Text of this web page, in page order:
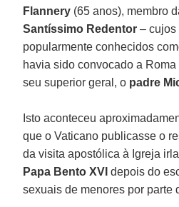
Flannery (65 anos), membro
Santíssimo Redentor – cujos
popularmente conhecidos
havia sido convocado a
seu superior geral, o padre
Isto aconteceu
que o Vaticano publicasse o
da visita apostólica à Igreja
Papa Bento XVI depois do
sexuais de menores por parte